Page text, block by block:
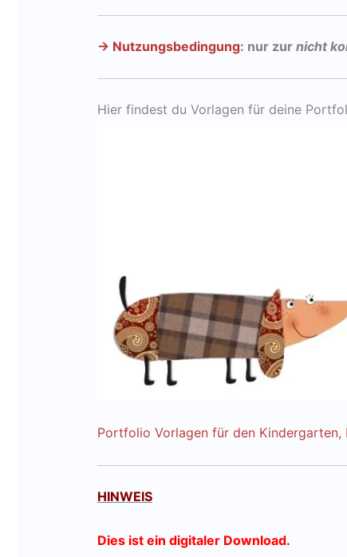
→ Nutzungsbedingung: nur zur nicht
Hier findest du Vorlagen für deine
Portfolio Vorlagen für den Kindergarten,
HINWEIS
Dies ist ein digitaler Download.